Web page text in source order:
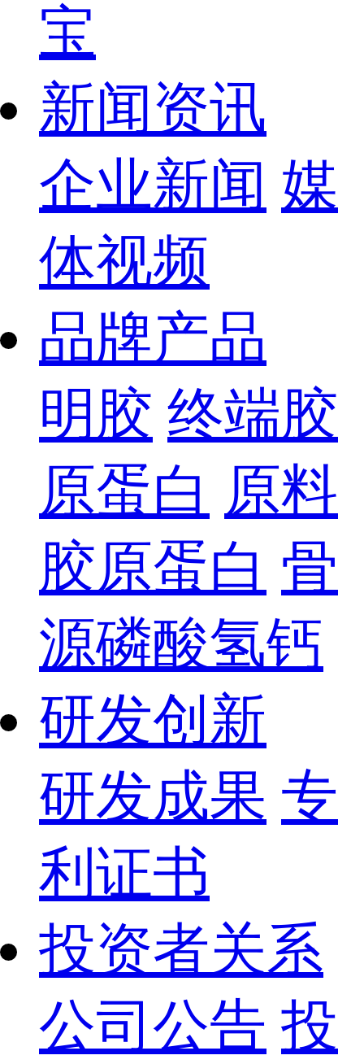
宝
新闻资讯
企业新闻 媒
体视频
品牌产品
明胶 终端胶
原蛋白 原料
胶原蛋白 骨
源磷酸氢钙
研发创新
研发成果 专
利证书
投资者关系
公司公告 投